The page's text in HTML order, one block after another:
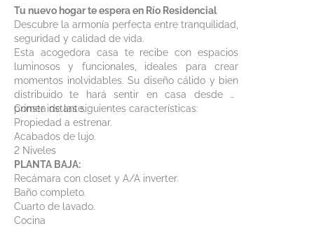
Tu nuevo hogar te espera en Río Residencial
Descubre la armonía perfecta entre tranquilidad,
seguridad y calidad de vida.
Esta acogedora casa te recibe con espacios
luminosos y funcionales, ideales para crear
momentos inolvidables. Su diseño cálido y bien
distribuido te hará sentir en casa desde el
primer instante.
Consta de las siguientes características:
Propiedad a estrenar.
Acabados de lujo.
2 Niveles
PLANTA BAJA:
Recámara con closet y A/A inverter.
Baño completo.
Cuarto de lavado.
Cocina